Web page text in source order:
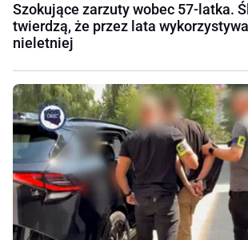
Szokujące zarzuty wobec 57-latka.
twierdzą, że przez lata
nieletniej